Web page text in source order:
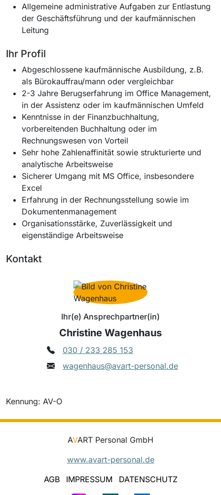
Allgemeine administrative Aufgaben zur Entlastung
der Geschäftsführung und der kaufmännischen
Leitung
Ihr Profil
Abgeschlossene kaufmännische Ausbildung, z.B.
als Bürokauffrau/mann oder vergleichbar
2-3 Jahre Berugserfahrung im Office Management,
in der Assistenz oder im kaufmännischen Umfeld
Kenntnisse in der Finanzbuchhaltung,
vorbereitenden Buchhaltung oder im
Rechnungswesen von Vorteil
Sehr hohe Zahlenaffinität sowie strukturierte und
analytische Arbeitsweise
Sicherer Umgang mit MS Office, insbesondere
Excel
Erfahrung in der Rechnungsstellung sowie im
Dokumentenmanagement
Organisationsstärke, Zuverlässigkeit und
eigenständige Arbeitsweise
Kontakt
Ihr(e) Ansprechpartner(in)
Christine Wagenhaus
030 / 233 285 153
wagenhaus@avart-personal.de
Kennung: AV-O
AVART Personal GmbH
www.avart-personal.de
AGB
IMPRESSUM DATENSCHUTZ